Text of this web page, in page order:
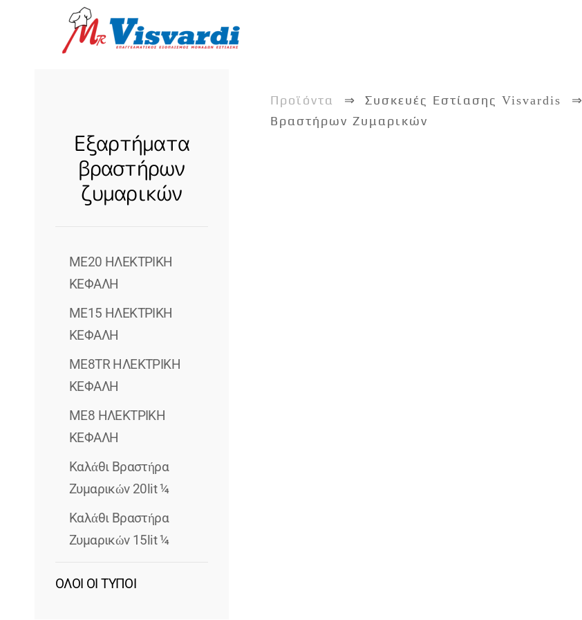
Skip to main content
Εξαρτήματα
βραστήρων
ζυμαρικών
ME20 ΗΛΕΚΤΡΙΚΗ
ΚΕΦΑΛΗ
ME15 ΗΛΕΚΤΡΙΚΗ
ΚΕΦΑΛΗ
ME8TR ΗΛΕΚΤΡΙΚΗ
ΚΕΦΑΛΗ
ME8 ΗΛΕΚΤΡΙΚΗ
ΚΕΦΑΛΗ
Καλάθι Βραστήρα
Ζυμαρικών 20lit ¼
Καλάθι Βραστήρα
Ζυμαρικών 15lit ¼
ΟΛΟΙ ΟΙ ΤΥΠΟΙ
Προϊόντα Συσκευές Εστίασης Visvardis
Βραστήρων Ζυμαρικών